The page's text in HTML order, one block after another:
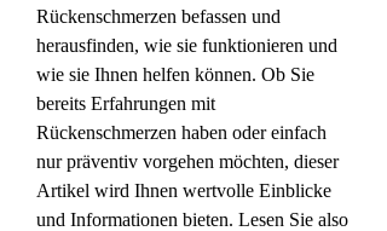
Rückenschmerzen befassen und
herausfinden, wie sie funktionieren und
wie sie Ihnen helfen können. Ob Sie
bereits Erfahrungen mit
Rückenschmerzen haben oder einfach
nur präventiv vorgehen möchten, dieser
Artikel wird Ihnen wertvolle Einblicke
und Informationen bieten. Lesen Sie also